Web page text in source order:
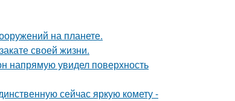
на планете.
своей жизни.
напрямую увидел поверхность
сейчас яркую комету -